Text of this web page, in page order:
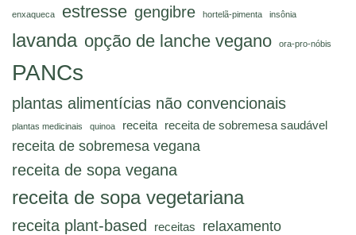
enxaqueca estresse gengibre hortelã-pimenta insônia
lavanda opção de lanche vegano ora-pro-nóbis
PANCs
plantas alimentícias não convencionais
plantas medicinais quinoa receita receita de sobremesa saudável
receita de sobremesa vegana
receita de sopa vegana
receita de sopa vegetariana
receita plant-based receitas relaxamento